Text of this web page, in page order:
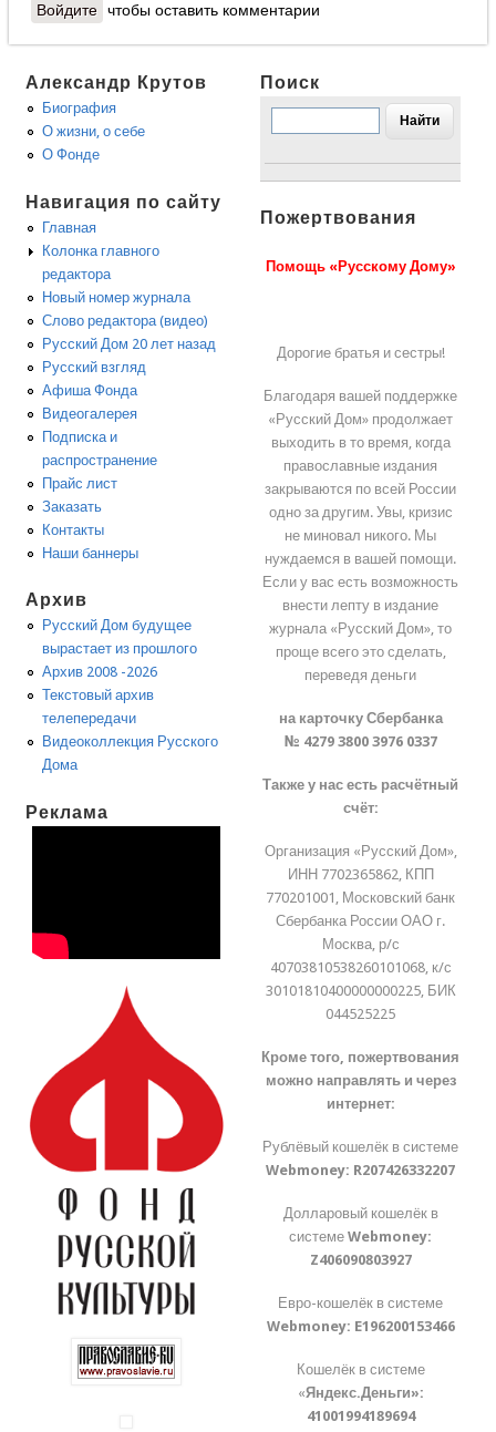
Войдите чтобы оставить комментарии
Александр Крутов
Биография
О жизни, о себе
О Фонде
Навигация по сайту
Главная
Колонка главного
редактора
Новый номер журнала
Слово редактора (видео)
Русский Дом 20 лет назад
Русский взгляд
Афиша Фонда
Видеогалерея
Подписка и
распространение
Прайс лист
Заказать
Контакты
Наши баннеры
Архив
Русский Дом будущее
вырастает из прошлого
Архив 2008 -2026
Текстовый архив
телепередачи
Видеоколлекция Русского
Дома
Реклама
Поиск
Пожертвования
Помощь «Русскому Дому»
Дорогие братья и сестры!
Благодаря вашей поддержке
«Русский Дом» продолжает
выходить в то время, когда
православные издания
закрываются по всей России
одно за другим. Увы, кризис
не миновал никого. Мы
нуждаемся в вашей помощи.
Если у вас есть возможность
внести лепту в издание
журнала «Русский Дом», то
проще всего это сделать,
переведя деньги
на карточку Сбербанка
№ 4279 3800 3976 0337
Также у нас есть расчётный
счёт:
Организация «Русский Дом»,
ИНН 7702365862, КПП
770201001, Московский банк
Сбербанка России ОАО г.
Москва, р/с
40703810538260101068, к/с
30101810400000000225, БИК
044525225
Кроме того, пожертвования
можно направлять и через
интернет:
Рублёвый кошелёк в системе
Webmoney: R207426332207
Долларовый кошелёк в
системеWebmoney:
Z406090803927
Евро-кошелёк в системе
Webmoney: E196200153466
Кошелёк в системе
«Яндекс.Деньги»:
41001994189694